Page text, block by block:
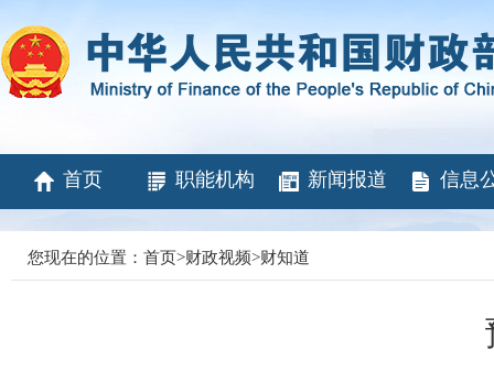
首页 职能机构 新闻报道 信息
您现在的位置： 首页>财政视频>财知道